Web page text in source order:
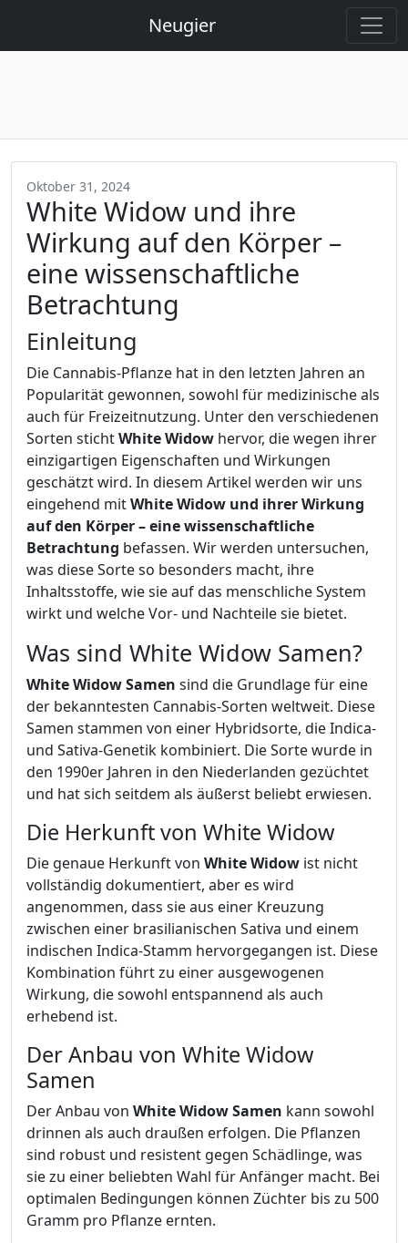
Neugier
Oktober 31, 2024
White Widow und ihre
Wirkung auf den Körper –
eine wissenschaftliche
Betrachtung
Einleitung
Die Cannabis-Pflanze hat in den letzten Jahren an
Popularität gewonnen, sowohl für medizinische als
auch für Freizeitnutzung. Unter den verschiedenen
Sorten stichtWhite Widow hervor, die wegen ihrer
einzigartigen Eigenschaften und Wirkungen
geschätzt wird. In diesem Artikel werden wir uns
eingehend mitWhite Widow und ihrer Wirkung
auf den Körper – eine wissenschaftliche
Betrachtung befassen. Wir werden untersuchen,
was diese Sorte so besonders macht, ihre
Inhaltsstoffe, wie sie auf das menschliche System
wirkt und welche Vor- und Nachteile sie bietet.
Was sind White Widow Samen?
White Widow Samen sind die Grundlage für eine
der bekanntesten Cannabis-Sorten weltweit. Diese
Samen stammen von einer Hybridsorte, die Indica-
und Sativa-Genetik kombiniert. Die Sorte wurde in
den 1990er Jahren in den Niederlanden gezüchtet
und hat sich seitdem als äußerst beliebt erwiesen.
Die Herkunft von White Widow
Die genaue Herkunft von White Widow ist nicht
vollständig dokumentiert, aber es wird
angenommen, dass sie aus einer Kreuzung
zwischen einer brasilianischen Sativa und einem
indischen Indica-Stamm hervorgegangen ist. Diese
Kombination führt zu einer ausgewogenen
Wirkung, die sowohl entspannend als auch
erhebend ist.
Der Anbau von White Widow
Samen
Der Anbau von White Widow Samen kann sowohl
drinnen als auch draußen erfolgen. Die Pflanzen
sind robust und resistent gegen Schädlinge, was
sie zu einer beliebten Wahl für Anfänger macht. Bei
optimalen Bedingungen können Züchter bis zu 500
Gramm pro Pflanze ernten.